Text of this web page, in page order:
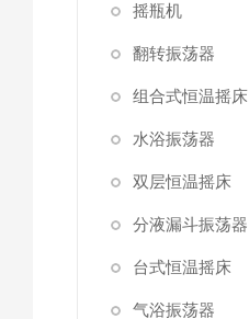
摇瓶机
翻转振荡器
组合式恒温摇床
水浴振荡器
双层恒温摇床
分液漏斗振荡器
台式恒温摇床
气浴振荡器